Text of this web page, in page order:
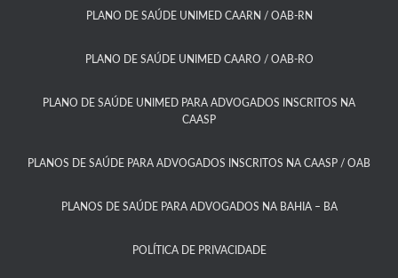
PLANO DE SAÚDE UNIMED CAARN / OAB-RN
PLANO DE SAÚDE UNIMED CAARO / OAB-RO​
PLANO DE SAÚDE UNIMED PARA ADVOGADOS INSCRITOS NA
CAASP​
PLANOS DE SAÚDE PARA ADVOGADOS INSCRITOS NA CAASP / OAB
PLANOS DE SAÚDE PARA ADVOGADOS NA BAHIA – BA​
POLÍTICA DE PRIVACIDADE